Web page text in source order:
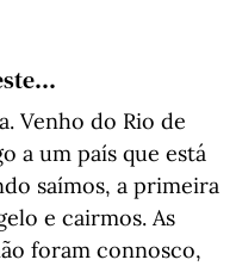
Venho do Rio de
a um país que está
saímos, a primeira
e cairmos. As
foram connosco,